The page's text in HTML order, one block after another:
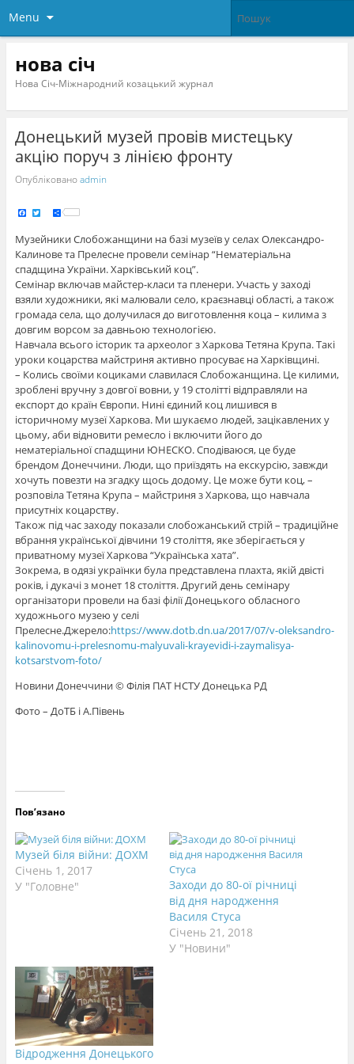
Menu
нова січ
Нова Січ-Міжнародний козацький журнал
Донецький музей провів мистецьку
акцію поруч з лінією фронту
Опублікованоadmin
Fa
e
b
o
o
k
Tw
t
t
e
r
S
h
r
e
Музейники Слобожанщини на базі музеїв у селах Олександро-
Калинове та Прелесне провели семінар “Нематеріальна
спадщина України. Харківський коц”.
Семінар включав майстер-класи та пленери. Участь у заході
взяли художники, які малювали село, краєзнавці області, а також
громада села, що долучилася до виготовлення коца – килима з
довгим ворсом за давньою технологією.
Навчала всього історик та археолог з Харкова Тетяна Крупа. Такі
уроки коцарства майстриня активно просуває на Харківщині.
– Колись своїми коциками славилася Слобожанщина. Це килими,
зроблені вручну з довгої вовни, у 19 столітті відправляли на
експорт до країн Європи. Нині єдиний коц лишився в
історичному музеї Харкова. Ми шукаємо людей, зацікавлених у
цьому, аби відновити ремесло і включити його до
нематеріальної спадщини ЮНЕСКО. Сподіваюся, це буде
брендом Донеччини. Люди, що приїздять на екскурсію, завжди
хочуть повезти на згадку щось додому. Це може бути коц, –
розповіла Тетяна Крупа – майстриня з Харкова, що навчала
присутніх коцарству.
Також під час заходу показали слобожанський стрій – традиційне
вбрання української дівчини 19 століття, яке зберігається у
приватному музеї Харкова “Українська хата”.
Зокрема, в одязі українки була представлена плахта, якій двісті
років, і дукачі з монет 18 століття. Другий день семінару
організатори провели на базі філії Донецького обласного
художнього музею у селі
Прелесне.Джерело:https://www.dotb.dn.ua/2017/07/v-oleksandro-
kalinovomu-i-prelesnomu-malyuvali-krayevidi-i-zaymalisya-
kotsarstvom-foto/
Новини Донеччини © Філія ПАТ НСТУ Донецька РД
Фото – ДоТБ і А.Півень
Пов’язано
Музей біля війни: ДОХМ
Січень 1, 2017
У "Головне"
Заходи до 80-ої річниці
від дня народження
Василя Стуса
Січень 21, 2018
У "Новини"
Відродження Донецького